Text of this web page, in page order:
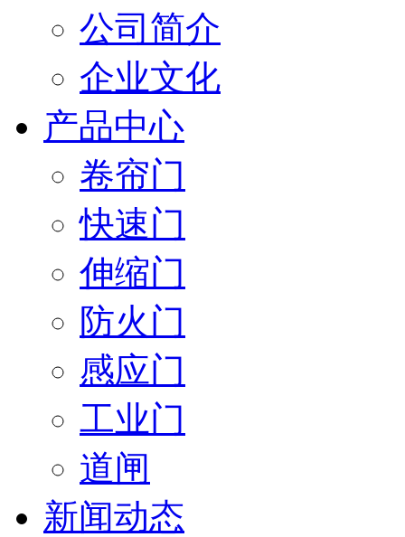
公司简介
企业文化
产品中心
卷帘门
快速门
伸缩门
防火门
感应门
工业门
道闸
新闻动态